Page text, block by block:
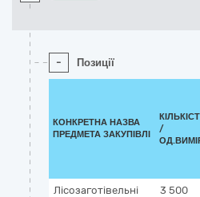
- Позиції
КОНКРЕТНА НАЗВА
ПРЕДМЕТА ЗАКУПІВЛІ
/
Лісозаготівельні
3 500